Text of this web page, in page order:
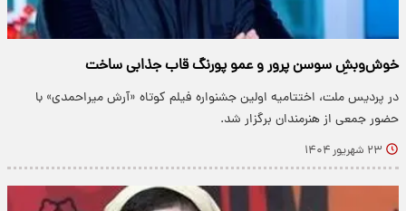
خوش‌وبشِ سوسن پرور و عمو پورنگ قاب جذابی ساخت
در پردیس ملت، اختتامیه اولین جشنواره فیلم کوتاه «آرش میراحمدی» با
حضور جمعی از هنرمندان برگزار شد.
۲۳ شهریور ۱۴۰۴